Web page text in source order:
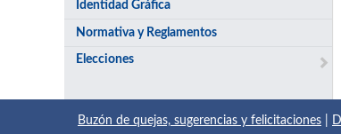
Identidad Gráfica
Normativa y Reglamentos
Elecciones
Buzón de quejas, sugerencias y felicitaciones